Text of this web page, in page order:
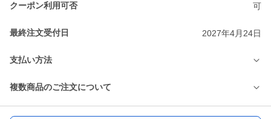
クーポン利用可否 可
最終注文受付日 2027年4月24日
支払い方法
複数商品のご注文について